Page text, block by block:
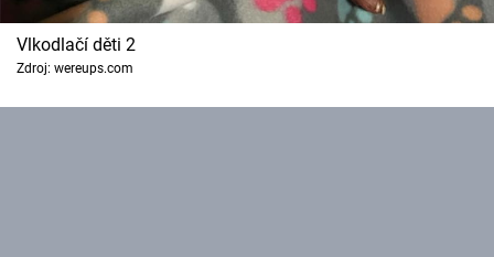
Vlkodlačí děti 2
Zdroj: wereups.com